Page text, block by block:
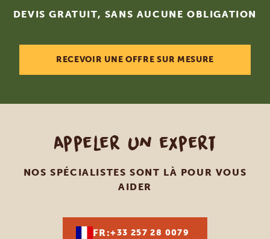
DEVIS GRATUIT, SANS AUCUNE OBLIGATION
RECEVOIR UNE OFFRE SUR MESURE
Appeler un expert
NOS SPÉCIALISTES SONT LÀ POUR VOUS
AIDER
FR:+33 257 28 0079